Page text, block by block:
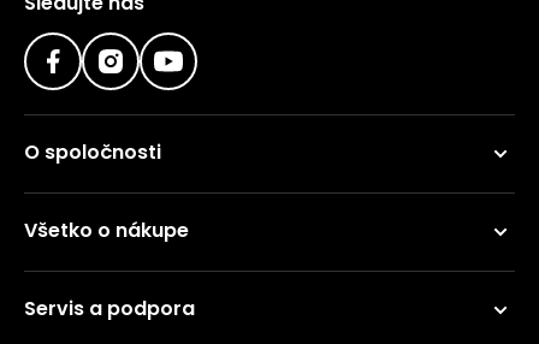
O spoločnosti
Všetko o nákupe
Servis a podpora